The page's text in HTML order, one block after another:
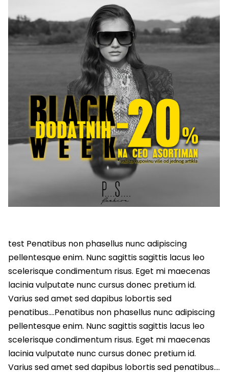
test Penatibus non phasellus nunc adipiscing
pellentesque enim. Nunc sagittis sagittis lacus leo
scelerisque condimentum risus. Eget mi maecenas
lacinia vulputate nunc cursus donec pretium id.
Varius sed amet sed dapibus lobortis sed
penatibus….Penatibus non phasellus nunc adipiscing
pellentesque enim. Nunc sagittis sagittis lacus leo
scelerisque condimentum risus. Eget mi maecenas
lacinia vulputate nunc cursus donec pretium id.
Varius sed amet sed dapibus lobortis sed penatibus….